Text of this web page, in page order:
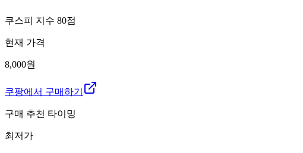
쿠스피 지수 80점
현재 가격
8,000원
쿠팡에서 구매하기
구매 추천 타이밍
최저가